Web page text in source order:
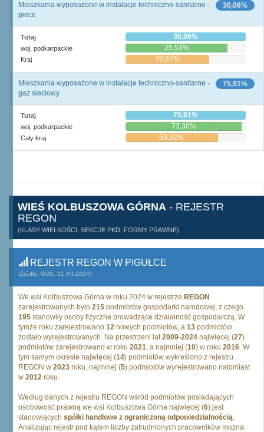
30,06%
Mieszkania wyposażone w instalacje techniczno-sanitarne -
piece
Tutaj 30,06%
woj. podkarpackie 25,53%
Kraj 20,91%
75,91%
Mieszkania wyposażone w instalacje techniczno-sanitarne -
gaz sieciowy
Tutaj 75,91%
woj. podkarpackie 73,30%
Cały kraj 58,32%
WIEŚ KOLBUSZOWA GÓRNA - REJESTR
REGON
(KLASY WIELKOŚCI, SEKCJE PKD, FORMY PRAWNE)
REJESTR REGON W PIGUŁCE
(Źródło: GUS, 31.XII.2024)
We wsi Kolbuszowa Górna w roku 2024 w rejestrze REGON
zarejestrowanych było 215 podmiotów gospodarki narodowej, z czego
195 stanowiły osoby fizyczne prowadzące działalność gospodarczą. W
tymże roku zarejestrowano 12 nowych podmiotów, a 13 podmiotów
zostało wyrejestrowanych. Na przestrzeni lat2009-2024 najwięcej (27)
podmiotów zarejestrowano w roku 2021, a najmniej (10) w roku 2016. W
tym samym okresie najwięcej (14) podmiotów wykreślono z rejestru
REGON w 2023 roku, najmniej (5) podmiotów wyrejestrowano natomiast
w 2012 roku.
Według danych z rejestru REGON wśród podmiotów posiadających
osobowość prawną we wsi Kolbuszowa Górna najwięcej (6) jest
stanowiących spółki handlowe z ograniczoną odpowiedzialnością.
Analizując rejestr pod kątem liczby zatrudnionych pracowników można